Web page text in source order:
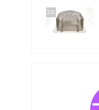
30